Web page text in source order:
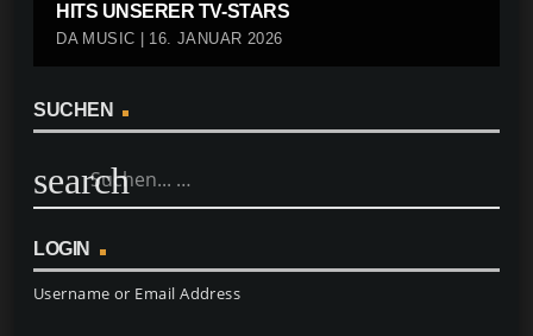
HITS UNSERER TV-STARS
DA MUSIC | 16. JANUAR 2026
SUCHEN
search
LOGIN
Username or Email Address